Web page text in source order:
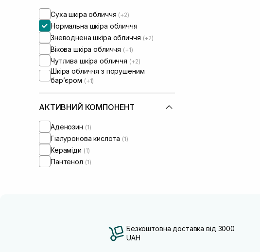
Суха шкіра обличчя (+2)
Нормальна шкіра обличчя
Зневоднена шкіра обличчя (+2)
Вікова шкіра обличчя (+1)
Чутлива шкіра обличчя (+2)
Шкіра обличчя з порушеним
барʼєром (+1)
АКТИВНИЙ КОМПОНЕНТ
Аденозин (1)
Гіалуронова кислота (1)
Кераміди (1)
Пантенол (1)
Безкоштовна доставка від 3000
UAH